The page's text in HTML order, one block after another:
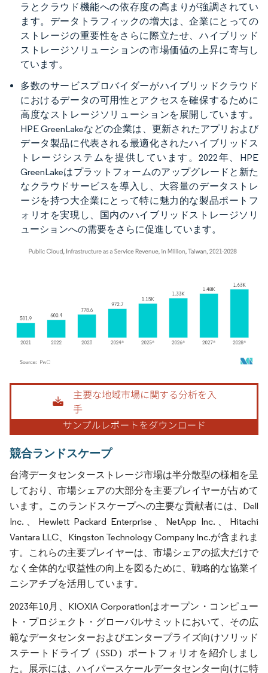
ラとクラウド機能への依存度の高まりが強調されてい
ます。データトラフィックの増大は、企業にとっての
ストレージの重要性をさらに際立たせ、ハイブリッド
ストレージソリューションの市場価値の上昇に寄与し
ています。
多数のサービスプロバイダーがハイブリッドクラウド
におけるデータの可用性とアクセスを確保するために
高度なストレージソリューションを展開しています。
HPE GreenLakeなどの企業は、更新されたアプリおよび
データ製品に代表される最適化されたハイブリッドス
トレージシステムを提供しています。2022年、HPE
GreenLakeはプラットフォームのアップグレードと新た
なクラウドサービスを導入し、大容量のデータストレ
ージを持つ大企業にとって特に魅力的な製品ポートフ
ォリオを実現し、国内のハイブリッドストレージソリ
ューションへの需要をさらに促進しています。
画像 © Mordor Intelligence。再利用にはCC BY 4.0の表示が必要です。
競合ランドスケープ
台湾データセンターストレージ市場は半分散型の様相を呈
しており、市場シェアの大部分を主要プレイヤーが占めて
います。このランドスケープへの主要な貢献者には、Dell
Inc.、Hewlett Packard Enterprise、NetApp Inc.、Hitachi
Vantara LLC、Kingston Technology Company Inc.が含まれま
す。これらの主要プレイヤーは、市場シェアの拡大だけで
なく全体的な収益性の向上を図るために、戦略的な協業イ
ニシアチブを活用しています。
2023年10月、KIOXIA Corporationはオープン・コンピュー
ト・プロジェクト・グローバルサミットにおいて、その広
範なデータセンターおよびエンタープライズ向けソリッド
ステートドライブ（SSD）ポートフォリオを紹介しまし
た。展示には、ハイパースケールデータセンター向けに特